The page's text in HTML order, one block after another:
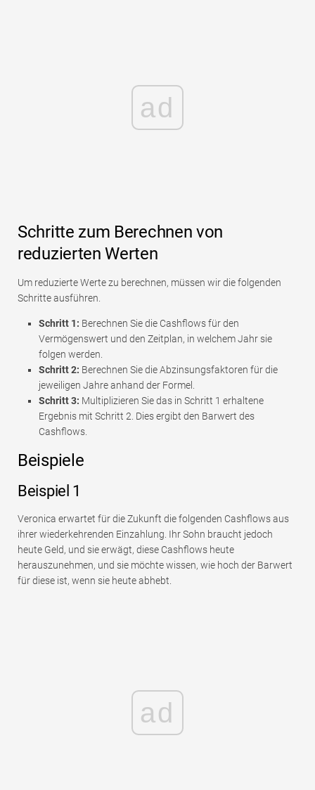
ad
Schritte zum Berechnen von
reduzierten Werten
Um reduzierte Werte zu berechnen, müssen wir die folgenden
Schritte ausführen.
Schritt 1: Berechnen Sie die Cashflows für den
Vermögenswert und den Zeitplan, in welchem ​​Jahr sie
folgen werden.
Schritt 2: Berechnen Sie die Abzinsungsfaktoren für die
jeweiligen Jahre anhand der Formel.
Schritt 3: Multiplizieren Sie das in Schritt 1 erhaltene
Ergebnis mit Schritt 2. Dies ergibt den Barwert des
Cashflows.
Beispiele
Beispiel 1
Veronica erwartet für die Zukunft die folgenden Cashflows aus
ihrer wiederkehrenden Einzahlung. Ihr Sohn braucht jedoch
heute Geld, und sie erwägt, diese Cashflows heute
herauszunehmen, und sie möchte wissen, wie hoch der Barwert
für diese ist, wenn sie heute abhebt.
ad